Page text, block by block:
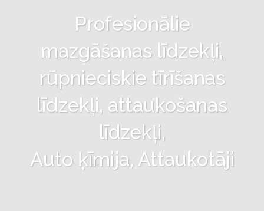
Profesionālie
mazgāšanas līdzekļi,
rūpnieciskie tīrīšanas
līdzekļi, attaukošanas
līdzekļi,
Auto ķīmija, Attaukotāji